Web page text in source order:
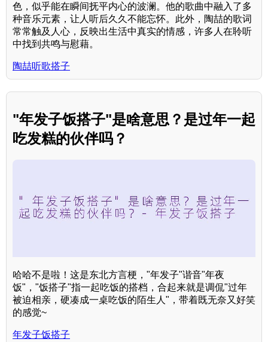
色，似乎能在瞬间抚平内心的波澜。他的歌曲中融入了多
种音乐元素，让人听后久久不能忘怀。此外，陶喆的歌词
常常触及人心，反映出生活中真实的情感，许多人在聆听
中找到共鸣与慰藉。
陶喆听歌搭子
"年发子饭搭子"是啥意思？是过年一起
吃发糕的伙伴吗？
哈哈不是啦！这是东北方言梗，"年发子"谐音"年夜
饭"，"饭搭子"指一起吃饭的搭档，合起来就是调侃"过年
被迫相亲，硬凑成一桌吃饭的陌生人"，带着既无奈又好笑
的感觉~
年发子饭搭子